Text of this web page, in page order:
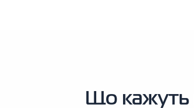
Що кажуть